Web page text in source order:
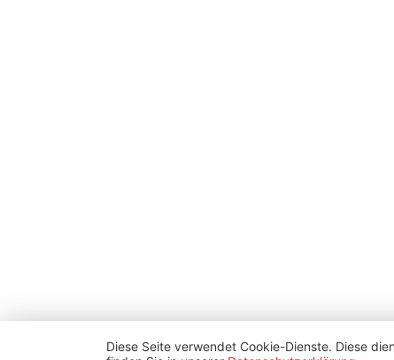
Diese Seite verwendet Cookie-Dienste. Diese